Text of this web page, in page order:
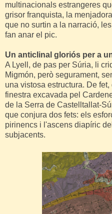
multinacionals estrangeres
grisor franquista, la
que no surtin a la narració,
fan anar el pic.
Un anticlinal gloriós per a
A Lyell, de pas per Súria, li
Migmón, però segurament,
una vistosa estructura. De
finestra excavada pel
de la Serra de Castelltallat-
que conjura dos fets: els
pirinencs i l'ascens diapíric
subjacents.